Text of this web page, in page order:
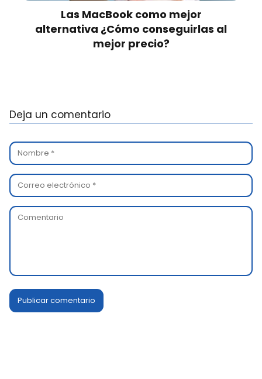
Las MacBook como mejor
alternativa ¿Cómo conseguirlas al
mejor precio?
Deja un comentario